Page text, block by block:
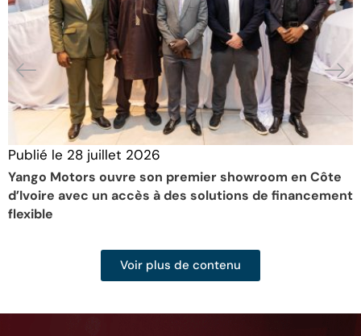
Publié le 28 juillet 2026
Yango Motors ouvre son premier showroom en Côte
d’Ivoire avec un accès à des solutions de financement
flexible
Voir plus de contenu